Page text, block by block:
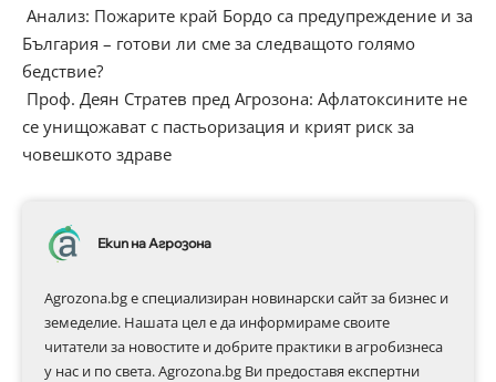
Анализ: Пожарите край Бордо са предупреждение и за
България – готови ли сме за следващото голямо
бедствие?
Проф. Деян Стратев пред Агрозона: Афлатоксините не
се унищожават с пастьоризация и крият риск за
човешкото здраве
Екип на Агрозона
Agrozona.bg e специализиран новинарски сайт за бизнес и
земеделие. Нашата цел е да информираме своите
читатели за новостите и добрите практики в агробизнеса
у нас и по света. Agrozona.bg Ви предоставя експертни